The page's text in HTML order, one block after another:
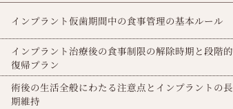
インプラント仮歯期間中の食事管理の基本ルール
インプラント治療後の食事制限の解除時期と段階的
復帰プラン
術後の生活全般にわたる注意点とインプラントの長
期維持